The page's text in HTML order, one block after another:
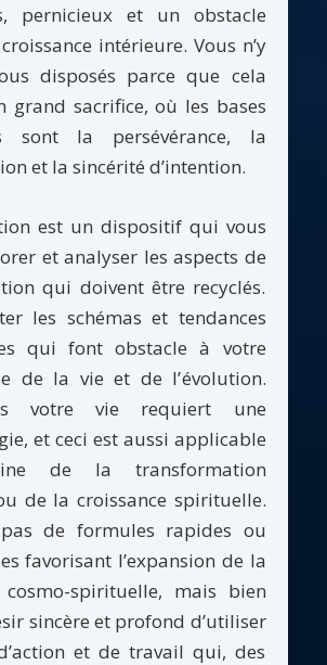
pernicieux et un obstacle
intérieure. Vous n’y
disposés parce que cela
grand sacrifice, où les bases
sont la persévérance, la
et la sincérité d’intention.
est un dispositif qui vous
et analyser les aspects de
qui doivent être recyclés.
les schémas et tendances
qui font obstacle à votre
de la vie et de l’évolution.
votre vie requiert une
et ceci est aussi applicable
de la transformation
de la croissance spirituelle.
pas de formules rapides ou
favorisant l’expansion de la
cosmo-spirituelle, mais bien
sincère et profond d’utiliser
et de travail qui, des